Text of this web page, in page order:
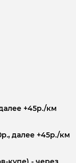
+45р./км
далее +45р./км